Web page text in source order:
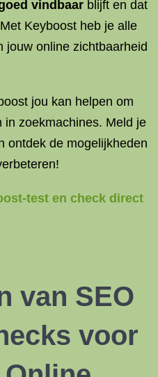
vindbaar blijft en dat
Keyboost heb je alle
jouw online zichtbaarheid
jou kan helpen om
in zoekmachines. Meld je
ontdek de mogelijkheden
test en check direct
van SEO
voor